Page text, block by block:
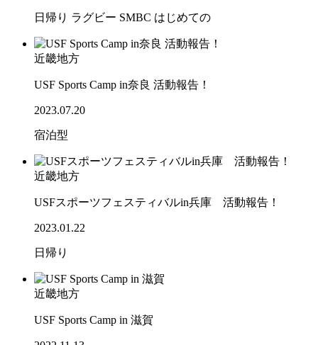
日帰り ラグビー SMBC はじめての
近畿地方
USF Sports Camp in奈良 活動報告！
2023.07.20
宿泊型
近畿地方
USFスポーツフェスティバルin兵庫 活動報告！
2023.01.22
日帰り
近畿地方
USF Sports Camp in 滋賀